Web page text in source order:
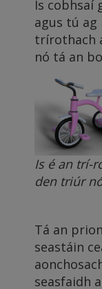
Is cobhsaí
agus tú ag
trírothach
nó tá an
Is é an trí-
den triúr
Tá an
seastáin
seasfaidh